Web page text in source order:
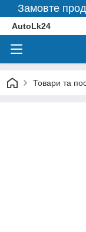
Замовте
AutoLk24
Товари та